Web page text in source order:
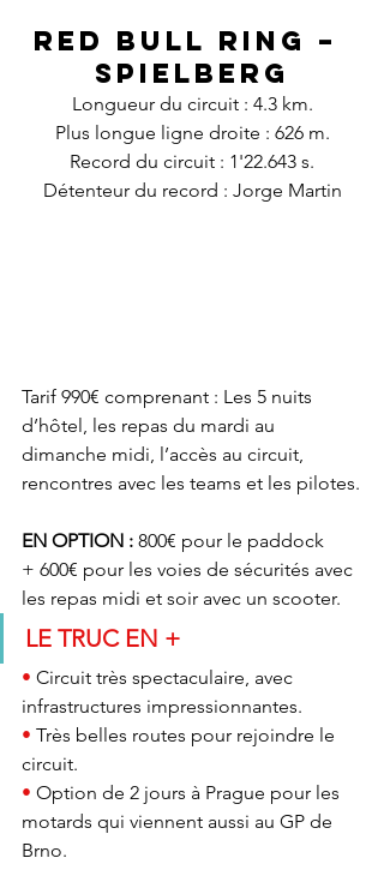
Red Bull Ring –
Spielberg
Longueur du circuit : 4.3 km.
Plus longue ligne droite : 626 m.
Record du circuit : 1'22.643 s.
Détenteur du record : Jorge Martin
Tarif 990€ comprenant : Les 5 nuits
d’hôtel, les repas du mardi au
dimanche midi, l’accès au circuit,
rencontres avec les teams et les pilotes.
EN OPTION : 800€ pour le paddock
+ 600€ pour les voies de sécurités avec
les repas midi et soir avec un scooter.
LE TRUC EN +
• Circuit très spectaculaire, avec
infrastructures impressionnantes.
• Très belles routes pour rejoindre le
circuit.
• Option de 2 jours à Prague pour les
motards qui viennent aussi au GP de
Brno.